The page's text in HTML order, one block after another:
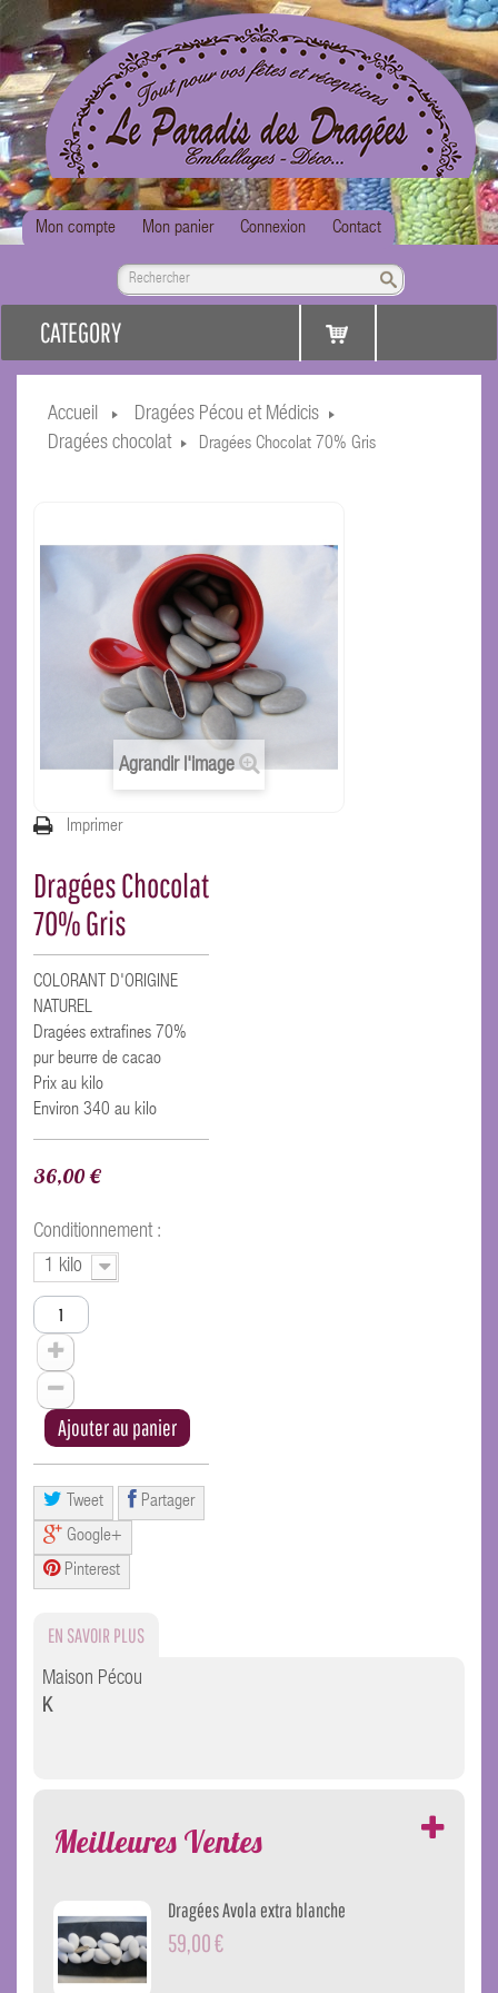
Mon compte Mon panier Connexion Contact
CATEGORY
Accueil
Dragées Pécou et Médicis
Dragées chocolat
Dragées Chocolat 70% Gris
Agrandir l'image
Imprimer
Dragées Chocolat
70% Gris
COLORANT D'ORIGINE
NATUREL
Dragées extrafines 70%
pur beurre de cacao
Prix au kilo
Environ 340 au kilo
36,00 €
Conditionnement :
1 kilo
Ajouter au panier
Tweet
Partager
Google+
Pinterest
EN SAVOIR PLUS
Maison Pécou
K
Meilleures Ventes
Dragées Avola extra blanche
59,00 €